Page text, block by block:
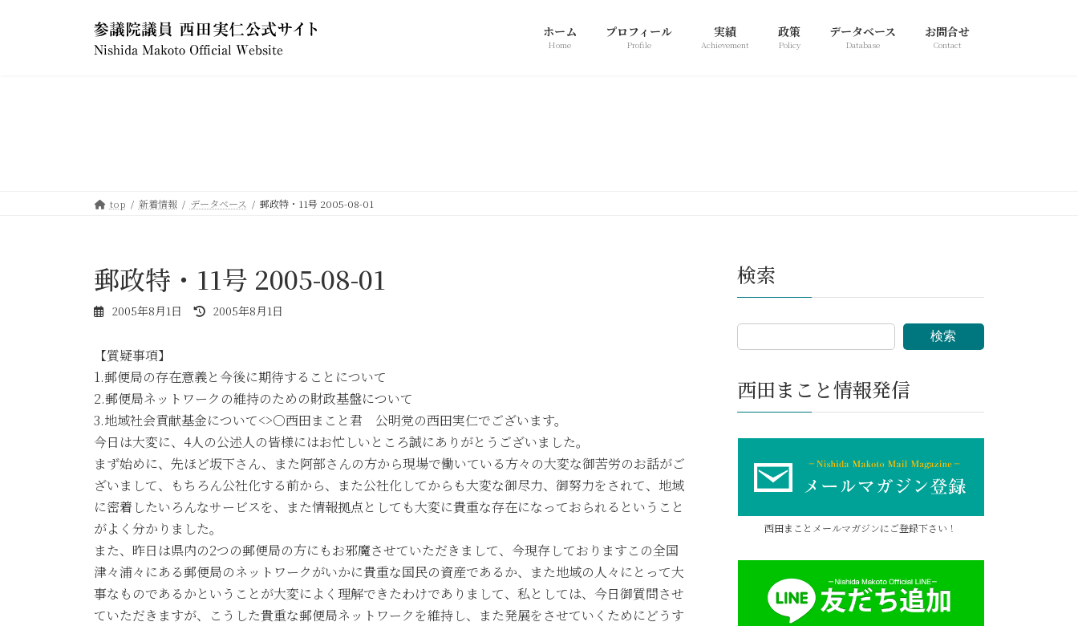
ホーム
Home
プロフィール
Profile
実績
Achievement
政策
Policy
データベース
Database
お問合せ
Contact
top 新着情報 データベース 郵政特・11号 2005-08-01
郵政特・11号 2005-08-01
2005年8月1日
最
日
時
:
2005年8月1日
【質疑事項】
1.郵便局の存在意義と今後に期待することについて
2.郵便局ネットワークの維持のための財政基盤について
3.地域社会貢献基金について<>○西田まこと君 公明党の西田実仁でございます。
今日は大変に、4人の公述人の皆様にはお忙しいところ誠にありがとうございました。
まず始めに、先ほど坂下さん、また阿部さんの方から現場で働いている方々の大変な御苦労のお話がご
ざいまして、もちろん公社化する前から、また公社化してからも大変な御尽力、御努力をされて、地域
に密着したいろんなサービスを、また情報拠点としても大変に貴重な存在になっておられるということ
がよく分かりました。
また、昨日は県内の2つの郵便局の方にもお邪魔させていただきまして、今現存しておりますこの全国
津々浦々にある郵便局のネットワークがいかに貴重な国民の資産であるか、また地域の人々にとって大
事なものであるかということが大変によく理解できたわけでありまして、私としては、今日御質問させ
ていただきますが、こうした貴重な郵便局ネットワークを維持し、また発展をさせていくためにどうす
検索
検索
西田まこと情報発信
西田まことメールマガジンにご登録下さい！